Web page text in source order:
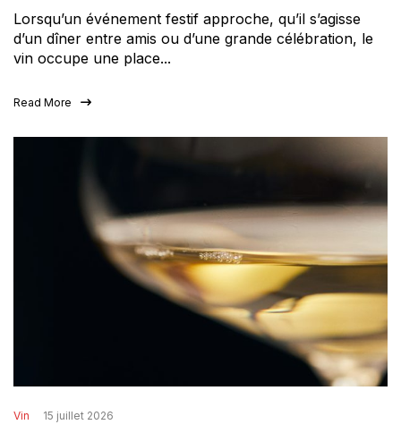
Lorsqu’un événement festif approche, qu’il s’agisse
d’un dîner entre amis ou d’une grande célébration, le
vin occupe une place...
Read More
Vin 15 juillet 2026